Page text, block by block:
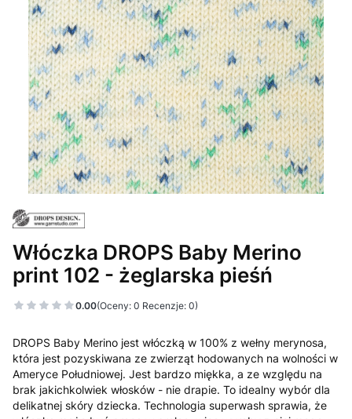
Włóczka DROPS Baby Merino
print 102 - żeglarska pieśń
0.00(Oceny: 0 Recenzje: 0)
DROPS Baby Merino jest włóczką w 100% z wełny merynosa,
która jest pozyskiwana ze zwierząt hodowanych na wolności w
Ameryce Południowej. Jest bardzo miękka, a ze względu na
brak jakichkolwiek włosków - nie drapie. To idealny wybór dla
delikatnej skóry dziecka. Technologia superwash sprawia, że